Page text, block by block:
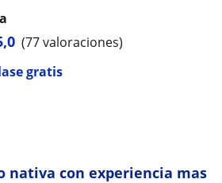
gratis
(77 valoraciones)
nativa con experiencia mas